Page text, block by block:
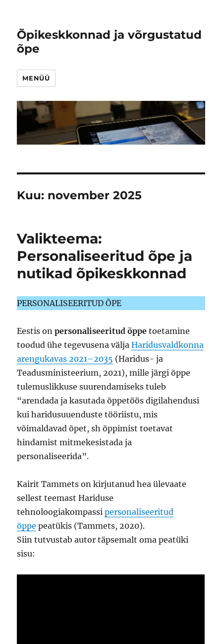
Õpikeskkonnad ja võrgustatud
õpe
MENÜÜ
Kuu: november 2025
Valikteema:
Personaliseeritud õpe ja
nutikad õpikeskkonnad
PERSONALISEERITUD ÕPE
Eestis on personaliseeritud õppe toetamine
toodud ühe tegevusena väljaHaridusvaldkonna
arengukavas 2021–2035 (Haridus- ja
Teadusministeerium, 2021), mille järgi õppe
tulemuslikkuse suurendamiseks tuleb
“arendada ja kasutada õppetöös digilahendusi
kui haridusuuenduste tööriistu, mis
võimaldavad õpet, sh õppimist toetavat
hindamist mitmekesistada ja
personaliseerida”.
Kairit Tammets on kirjutanud hea ülevaate
sellest teemast Hariduse
tehnoloogiakompassipersonaliseeritud
õppe peatükis (Tammets, 2020).
Siin tutvustab autor täpsemalt oma peatüki
sisu: